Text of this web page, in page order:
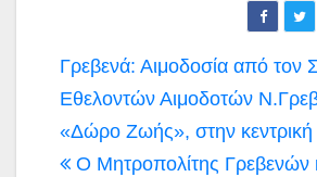
Πλοήγηση
άρθρων
Γρεβενά: Αιμοδοσία από τον
Εθελοντών Αιμοδοτών
«Δώρο Ζωής», στην κεντρική
Ο Μητροπολίτης Γρεβενών